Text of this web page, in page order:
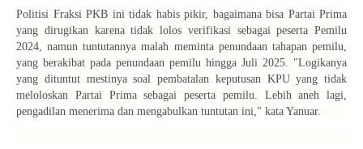
Politisi Fraksi PKB ini tidak habis pikir, bagaimana bisa Partai Prima
yang dirugikan karena tidak lolos verifikasi sebagai peserta Pemilu
2024, namun tuntutannya malah meminta penundaan tahapan pemilu,
yang berakibat pada penundaan pemilu hingga Juli 2025. "Logikanya
yang dituntut mestinya soal pembatalan keputusan KPU yang tidak
meloloskan Partai Prima sebagai peserta pemilu. Lebih aneh lagi,
pengadilan menerima dan mengabulkan tuntutan ini," kata Yanuar.